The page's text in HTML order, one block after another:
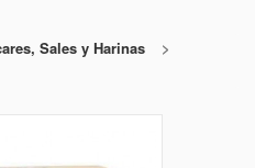
Sales y Harinas
>